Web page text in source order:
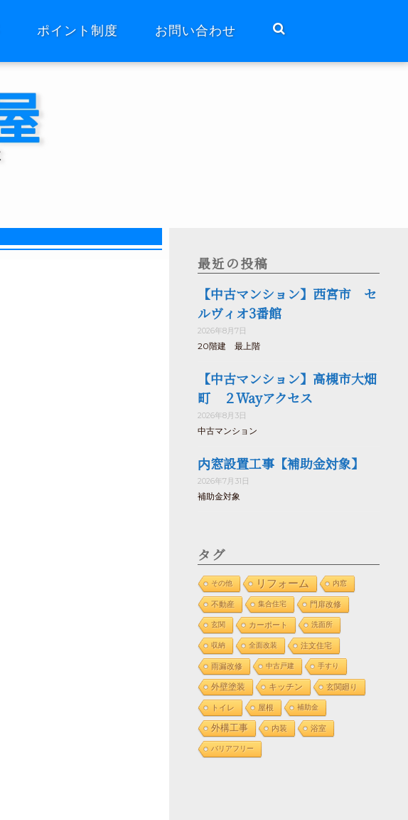
ポイント制度 お問い合わせ
最近の投稿
【中古マンション】西宮市 セ
ルヴィオ3番館
2026年8月7日
20階建 最上階
【中古マンション】高槻市大畑
町 ２Wayアクセス
2026年8月3日
中古マンション
内窓設置工事【補助金対象】
2026年7月31日
補助金対象
タグ
その他 リフォーム 内窓
不動産 集合住宅 門扉改修
玄関 カーポート 洗面所
収納 全面改装 注文住宅
雨漏改修 中古戸建 手すり
外壁塗装 キッチン 玄関廻り
トイレ 屋根 補助金
外構工事 内装 浴室
バリアフリー